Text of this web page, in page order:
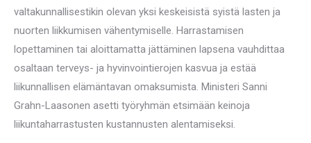
valtakunnallisestikin olevan yksi keskeisistä syistä lasten ja
nuorten liikkumisen vähentymiselle. Harrastamisen
lopettaminen tai aloittamatta jättäminen lapsena vauhdittaa
osaltaan terveys- ja hyvinvointierojen kasvua ja estää
liikunnallisen elämäntavan omaksumista. Ministeri Sanni
Grahn-Laasonen asetti työryhmän etsimään keinoja
liikuntaharrastusten kustannusten alentamiseksi.